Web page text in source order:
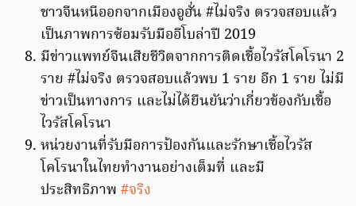
ชาวจีนหนีออกจากเมืองอูฮั่น #ไม่จริง ตรวจสอบแล้ว
เป็นภาพการซ้อมรับมืออีโบล่าปี 2019
มีข่าวแพทย์จีนเสียชีวิตจากการติดเชื้อไวรัสโคโรนา 2
ราย #ไม่จริง ตรวจสอบแล้วพบ 1 ราย อีก 1 ราย ไม่มี
ข่าวเป็นทางการ และไม่ได้ยืนยันว่าเกี่ยวข้องกับเชื้อ
ไวรัสโคโรนา
หน่วยงานที่รับมือการป้องกันและรักษาเชื้อไวรัส
โคโรนาในไทยทำงานอย่างเต็มที่ และมี
ประสิทธิภาพ #จริง